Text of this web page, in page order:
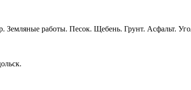
Земляные работы. Песок. Щебень. Грунт. Асфальт.